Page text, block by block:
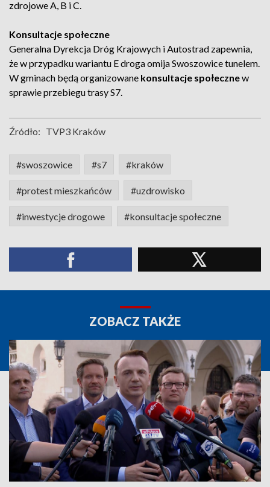
zdrojowe A, B i C.
Konsultacje społeczne
Generalna Dyrekcja Dróg Krajowych i Autostrad zapewnia,
że w przypadku wariantu E droga omija Swoszowice tunelem.
W gminach będą organizowane konsultacje społecznew
sprawie przebiegu trasy S7.
Źródło: TVP3 Kraków
#swoszowice #s7 #kraków
#protest mieszkańców #uzdrowisko
#inwestycje drogowe #konsultacje społeczne
ZOBACZ TAKŻE